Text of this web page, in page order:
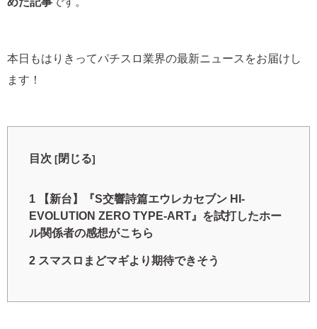
本日もはりきってパチスロ業界の最新ニュースをお届けし
ます！
目次 [閉じる]
1 【新台】『S交響詩篇エウレカセブン HI-
EVOLUTION ZERO TYPE-ART』を試打したホー
ル関係者の感想がこちら
2 スマスロまどマギより期待できそう